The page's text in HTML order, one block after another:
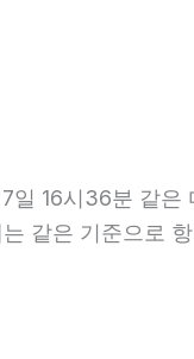
16시36분 같은
같은 기준으로